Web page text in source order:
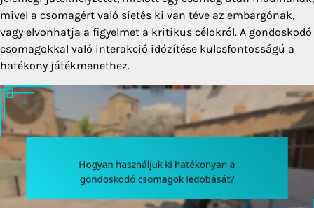
mivel a csomagért való sietés ki van téve az embargónak,
vagy elvonhatja a figyelmet a kritikus célokról. A gondoskodó
csomagokkal való interakció időzítése kulcsfontosságú a
hatékony játékmenethez.